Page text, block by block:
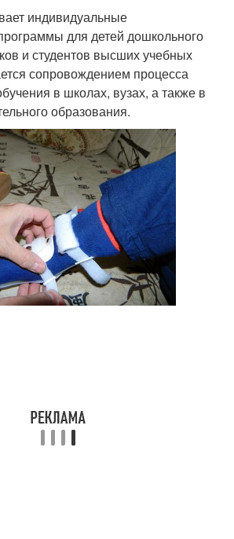
индивидуальные
для детей дошкольного
и студентов высших учебных
сопровождением процесса
в школах, вузах, а также в
образования.